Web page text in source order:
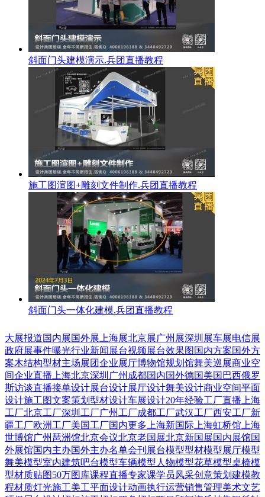
斜面门头建模演示.兵团直播教程
施工图渲图+雕刻文件制作.兵团直播教程
斜面门头一体化建模.兵团直播教程
大展报道国内展国外展 上海展北京展广州展深圳展车展电信展
政府展事件曝光行业新闻 展台视频展台效果图 国内方案国外方
案木结构型材主场展团企业展厅博物馆规划馆舞美巡展商业空
间企业直播 上海北京深圳 广州 成都国内国外德国美国 巴西俄罗
斯访谈直播接单设计展台设计展厅设计舞美设计商业空间平面
设计施工图文案策划 型材设计车展设计20年经验工厂直播 上海
工厂北京工厂深圳工厂广州工厂成都工厂武汉工厂西安工厂新
疆工厂欧洲工厂美国工厂国内更多 上海新国际 上海虹桥馆 上海
世博馆广州琶洲馆北京会议北京老国展北京新国展国内展馆国
外展馆国内主办国外主办名单会刊 展台模型型材模型展厅模型
舞美模型室内建筑吧台模型车辆模型 人物模型花草模型桌椅模
型材质贴图50万图库课程直播专家课学员风采创意策划 建模教
程材质灯光施工美工平面设计动画执行运营销售管理美术文艺